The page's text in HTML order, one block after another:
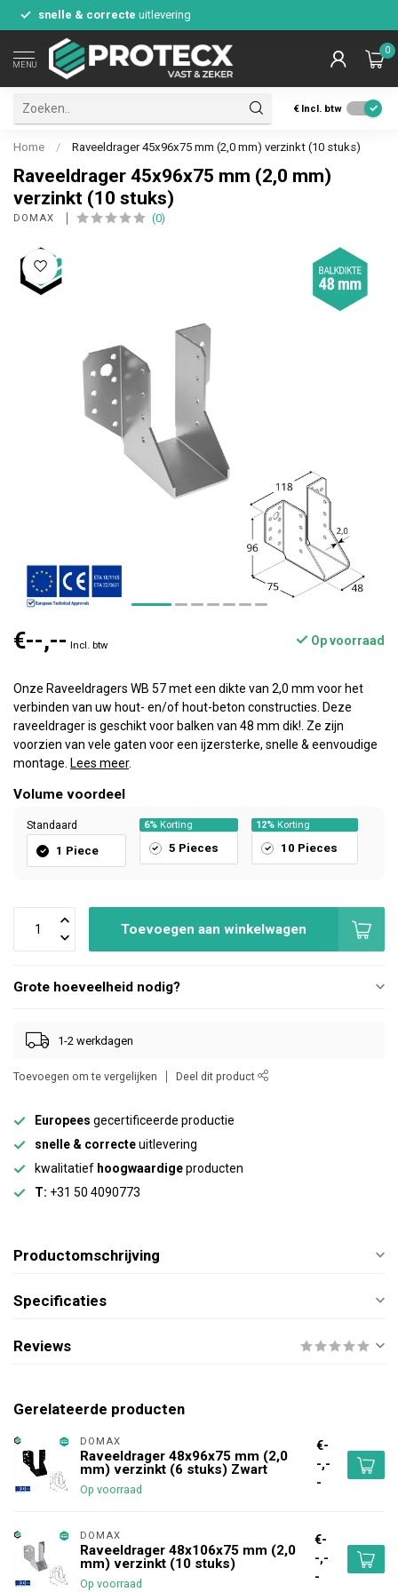
snelle & correcte uitlevering
MENU
0
€ Incl. btw
Home / Raveeldrager 45x96x75 mm (2,0 mm) verzinkt (10 stuks)
Raveeldrager 45x96x75 mm (2,0 mm)
verzinkt (10 stuks)
DOMAX (0)
€--,-- Incl. btw Op voorraad
Onze Raveeldragers WB 57 met een dikte van 2,0 mm voor het
verbinden van uw hout- en/of hout-beton constructies. Deze
raveeldrager is geschikt voor balken van 48 mm dik!. Ze zijn
voorzien van vele gaten voor een ijzersterke, snelle & eenvoudige
montage. Lees meer.
Volume voordeel
Standaard
1 Piece
6%Korting
5 Pieces
12% Korting
10 Pieces
Toevoegen aan winkelwagen
Grote hoeveelheid nodig?
1-2 werkdagen
Toevoegen om te vergelijken Deel dit product
Europees gecertificeerde productie
snelle & correcteuitlevering
kwalitatief hoogwaardigeproducten
T: +31 50 4090773
Productomschrijving
Specificaties
Reviews
Gerelateerde producten
DOMAX
Raveeldrager 48x96x75 mm (2,0
mm) verzinkt (6 stuks) Zwart
Op voorraad
€-
-,-
-
DOMAX
Raveeldrager 48x106x75 mm (2,0
mm) verzinkt (10 stuks)
Op voorraad
€-
-,-
-